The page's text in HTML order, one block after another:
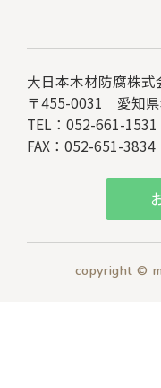
大日本木材防腐株式
〒455-0031 愛知県
TEL：052-661-1531
FAX：052-651-3834
copyright ©